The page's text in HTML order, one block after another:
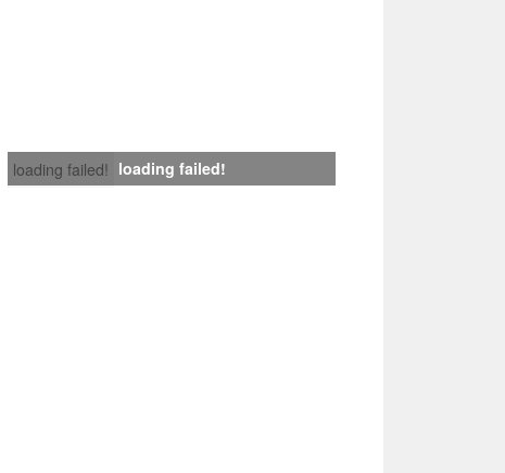
loading failed! loading failed!